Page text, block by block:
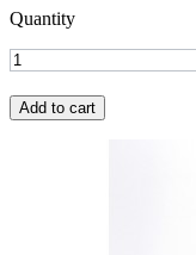
Quantity
Add to cart